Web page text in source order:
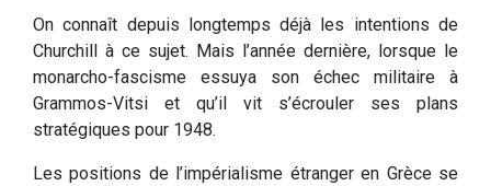
On connaît depuis longtemps déjà les intentions de
Churchill à ce sujet. Mais l’année dernière, lorsque le
monarcho-fascisme essuya son échec militaire à
Grammos-Vitsi et qu’il vit s’écrouler ses plans
stratégiques pour 1948.
Les positions de l’impérialisme étranger en Grèce se